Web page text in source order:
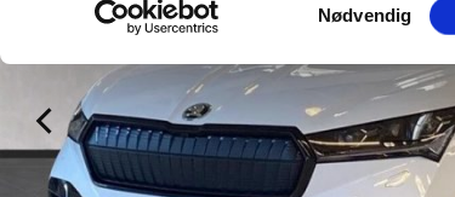
Nødvendig